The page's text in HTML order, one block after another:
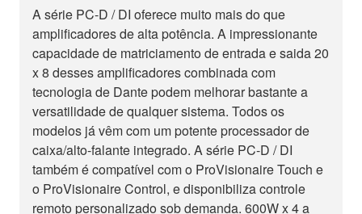
A série PC-D / DI oferece muito mais do que
amplificadores de alta potência. A impressionante
capacidade de matriciamento de entrada e saida 20
x 8 desses amplificadores combinada com
tecnologia de Dante podem melhorar bastante a
versatilidade de qualquer sistema. Todos os
modelos já vêm com um potente processador de
caixa/alto-falante integrado. A série PC-D / DI
também é compatível com o ProVisionaire Touch e
o ProVisionaire Control, e disponibiliza controle
remoto personalizado sob demanda. 600W x 4 a